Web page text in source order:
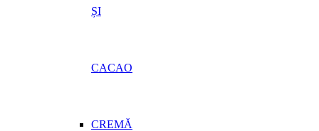
ȘI
CACAO
CREMĂ